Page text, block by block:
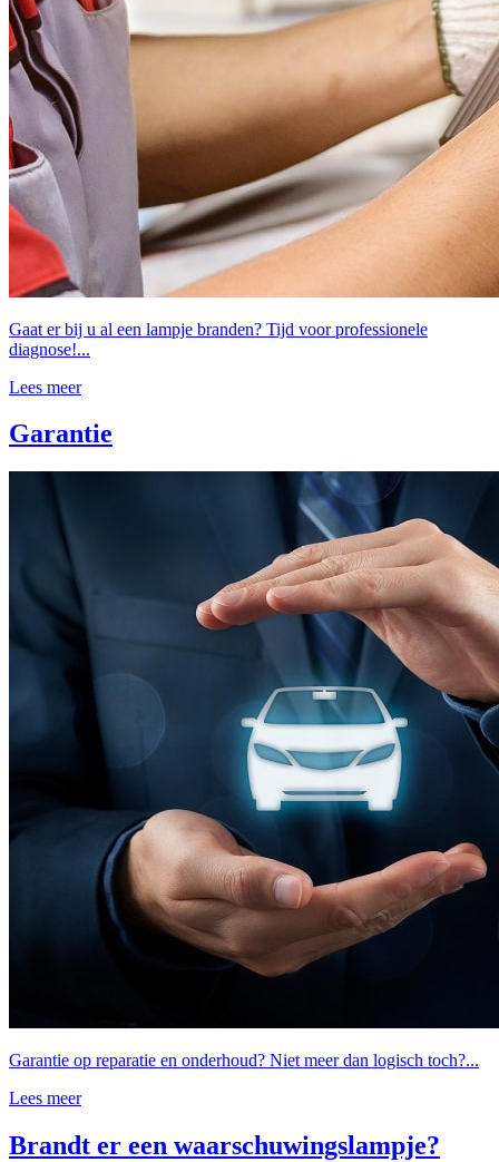
Gaat er bij u al een lampje branden? Tijd voor professionele
diagnose!...
Lees meer
Garantie
Garantie op reparatie en onderhoud? Niet meer dan logisch toch?...
Lees meer
Brandt er een waarschuwingslampje?